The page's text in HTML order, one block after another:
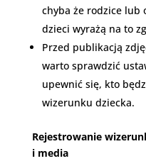
chyba że rodzice lub
dzieci wyrażą na to
Przed publikacją
warto sprawdzić
upewnić się, kto
wizerunku dziecka.
Rejestrowanie
i media